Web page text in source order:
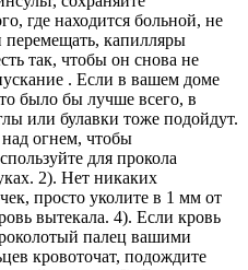
где находится больной, не
перемещать, капилляры
так, чтобы он снова не
. Если в вашем доме
было бы лучше всего, в
или булавки тоже подойдут.
огнем, чтобы
для прокола
2). Нет никаких
просто уколите в 1 мм от
вытекала. 4). Если кровь
палец вашими
кровоточат, подождите